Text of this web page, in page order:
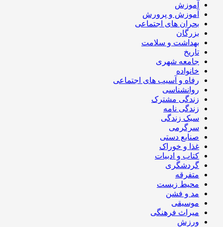
آموزش
آموزش و پرورش
بحران های اجتماعی
بزرگان
بهداشت و سلامت
تاریخ
جامعه شهری
خانواده
رفاه و آسیب های اجتماعی
روانشناسی
زندگی مشترک
زندگی نامه
سبک زندگی
سرگرمی
صنایع دستی
غذا و خوراک
کتاب و ادبیات
گردشگری
متفرقه
محیط زیست
مد و فشن
موسیقی
میراث فرهنگی
ورزش